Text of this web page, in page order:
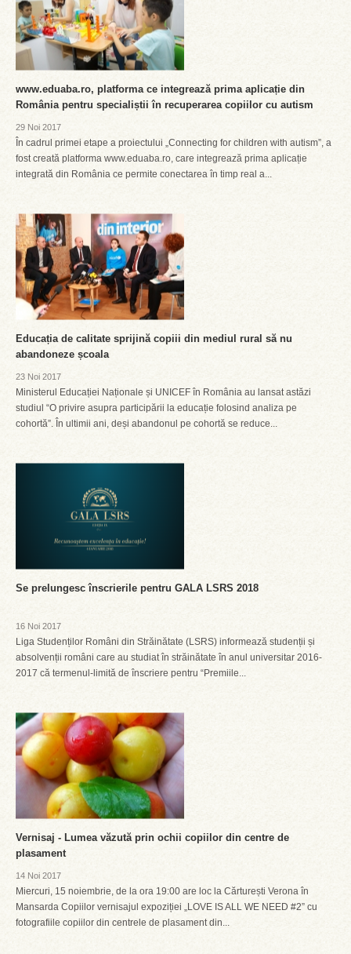
www.eduaba.ro, platforma ce integrează prima aplicație din
România pentru specialiștii în recuperarea copiilor cu autism
29 Noi 2017
În cadrul primei etape a proiectului „Connecting for children with autism”, a
fost creată platforma www.eduaba.ro, care integrează prima aplicație
integrată din România ce permite conectarea în timp real a...
Educația de calitate sprijină copiii din mediul rural să nu
abandoneze școala
23 Noi 2017
Ministerul Educației Naționale și UNICEF în România au lansat astăzi
studiul “O privire asupra participării la educație folosind analiza pe
cohortă”. În ultimii ani, deși abandonul pe cohortă se reduce...
Se prelungesc înscrierile pentru GALA LSRS 2018
16 Noi 2017
Liga Studenților Români din Străinătate (LSRS) informează studenții și
absolvenții români care au studiat în străinătate în anul universitar 2016-
2017 că termenul-limită de înscriere pentru “Premiile...
Vernisaj - Lumea văzută prin ochii copiilor din centre de
plasament
14 Noi 2017
Miercuri, 15 noiembrie, de la ora 19:00 are loc la Cărturești Verona în
Mansarda Copiilor vernisajul expoziției „LOVE IS ALL WE NEED #2” cu
fotografiile copiilor din centrele de plasament din...